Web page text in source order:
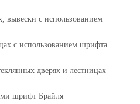
вывески с использованием
с использованием шрифта
дверях и лестницах
шрифт Брайля